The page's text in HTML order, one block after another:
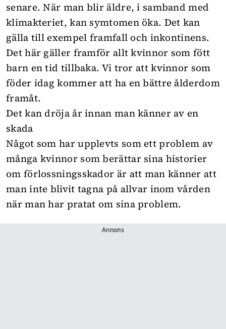
senare. När man blir äldre, i samband med
klimakteriet, kan symtomen öka. Det kan
gälla till exempel framfall och inkontinens.
Det här gäller framför allt kvinnor som fött
barn en tid tillbaka. Vi tror att kvinnor som
föder idag kommer att ha en bättre ålderdom
framåt.
Det kan dröja år innan man känner av en
skada
Något som har upplevts som ett problem av
många kvinnor som berättar sina historier
om förlossningsskador är att man känner att
man inte blivit tagna på allvar inom vården
när man har pratat om sina problem.
Annons